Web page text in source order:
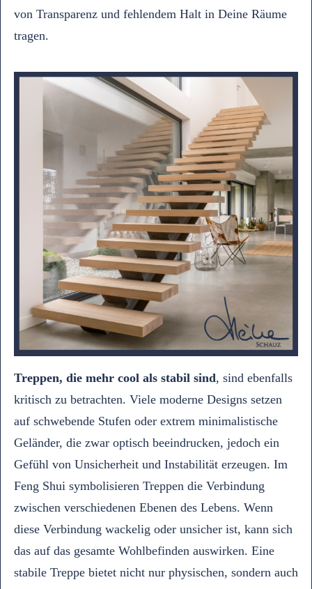
von Transparenz und fehlendem Halt in Deine Räume
tragen.
Treppen, die mehr cool als stabil sind, sind ebenfalls
kritisch zu betrachten. Viele moderne Designs setzen
auf schwebende Stufen oder extrem minimalistische
Geländer, die zwar optisch beeindrucken, jedoch ein
Gefühl von Unsicherheit und Instabilität erzeugen. Im
Feng Shui symbolisieren Treppen die Verbindung
zwischen verschiedenen Ebenen des Lebens. Wenn
diese Verbindung wackelig oder unsicher ist, kann sich
das auf das gesamte Wohlbefinden auswirken. Eine
stabile Treppe bietet nicht nur physischen, sondern auch